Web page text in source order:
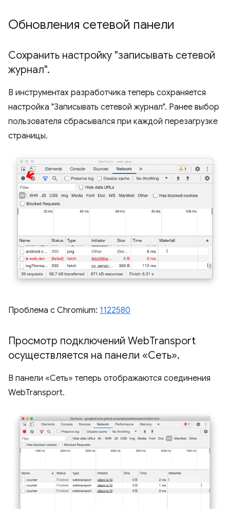
Обновления сетевой панели
Сохранить настройку "записывать сетевой
журнал".
В инструментах разработчика теперь сохраняется
настройка "Записывать сетевой журнал". Ранее выбор
пользователя сбрасывался при каждой перезагрузке
страницы.
Проблема с Chromium: 1122580
Просмотр подключений WebTransport
осуществляется на панели «Сеть».
В панели «Сеть» теперь отображаются соединения
WebTransport.